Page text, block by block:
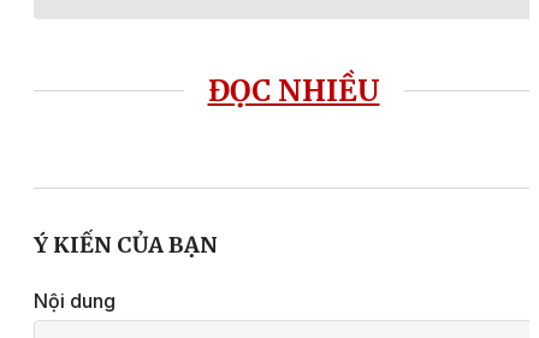
ĐỌC NHIỀU
Ý KIẾN CỦA BẠN
Nội dung